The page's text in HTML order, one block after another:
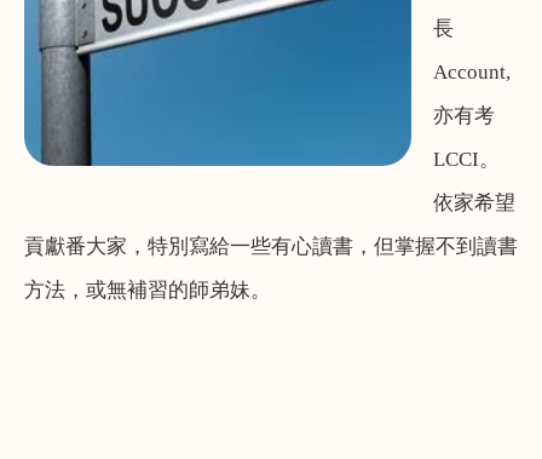
長
Account,
亦有考
LCCI。
依家希望
貢獻番大家，特別寫給一些有心讀書，但掌握不到讀書
方法，或無補習的師弟妹。